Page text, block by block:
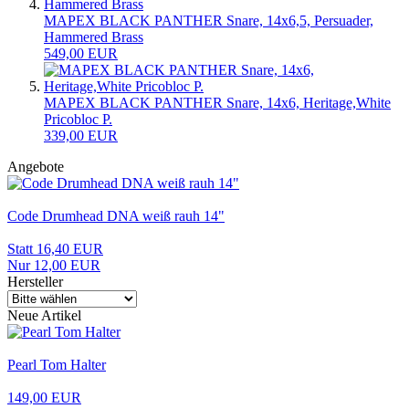
MAPEX BLACK PANTHER Snare, 14x6,5, Persuader,
Hammered Brass
549,00 EUR
MAPEX BLACK PANTHER Snare, 14x6, Heritage,White
Pricobloc P.
339,00 EUR
Angebote
Code Drumhead DNA weiß rauh 14"
Statt 16,40 EUR
Nur 12,00 EUR
Hersteller
Neue Artikel
Pearl Tom Halter
149,00 EUR